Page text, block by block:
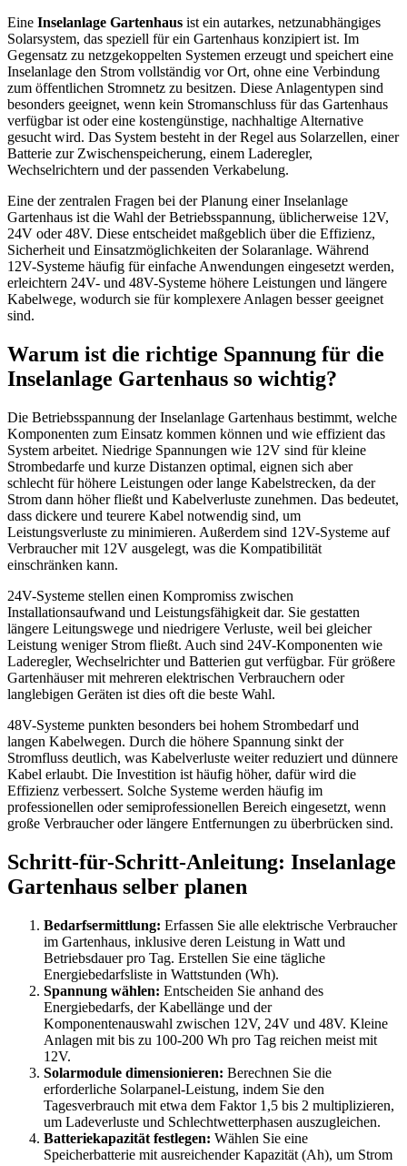
Eine Inselanlage Gartenhaus ist ein autarkes, netzunabhängiges
Solarsystem, das speziell für ein Gartenhaus konzipiert ist. Im
Gegensatz zu netzgekoppelten Systemen erzeugt und speichert eine
Inselanlage den Strom vollständig vor Ort, ohne eine Verbindung
zum öffentlichen Stromnetz zu besitzen. Diese Anlagentypen sind
besonders geeignet, wenn kein Stromanschluss für das Gartenhaus
verfügbar ist oder eine kostengünstige, nachhaltige Alternative
gesucht wird. Das System besteht in der Regel aus Solarzellen, einer
Batterie zur Zwischenspeicherung, einem Laderegler,
Wechselrichtern und der passenden Verkabelung.
Eine der zentralen Fragen bei der Planung einer Inselanlage
Gartenhaus ist die Wahl der Betriebsspannung, üblicherweise 12V,
24V oder 48V. Diese entscheidet maßgeblich über die Effizienz,
Sicherheit und Einsatzmöglichkeiten der Solaranlage. Während
12V-Systeme häufig für einfache Anwendungen eingesetzt werden,
erleichtern 24V- und 48V-Systeme höhere Leistungen und längere
Kabelwege, wodurch sie für komplexere Anlagen besser geeignet
sind.
Warum ist die richtige Spannung für die
Inselanlage Gartenhaus so wichtig?
Die Betriebsspannung der Inselanlage Gartenhaus bestimmt, welche
Komponenten zum Einsatz kommen können und wie effizient das
System arbeitet. Niedrige Spannungen wie 12V sind für kleine
Strombedarfe und kurze Distanzen optimal, eignen sich aber
schlecht für höhere Leistungen oder lange Kabelstrecken, da der
Strom dann höher fließt und Kabelverluste zunehmen. Das bedeutet,
dass dickere und teurere Kabel notwendig sind, um
Leistungsverluste zu minimieren. Außerdem sind 12V-Systeme auf
Verbraucher mit 12V ausgelegt, was die Kompatibilität
einschränken kann.
24V-Systeme stellen einen Kompromiss zwischen
Installationsaufwand und Leistungsfähigkeit dar. Sie gestatten
längere Leitungswege und niedrigere Verluste, weil bei gleicher
Leistung weniger Strom fließt. Auch sind 24V-Komponenten wie
Laderegler, Wechselrichter und Batterien gut verfügbar. Für größere
Gartenhäuser mit mehreren elektrischen Verbrauchern oder
langlebigen Geräten ist dies oft die beste Wahl.
48V-Systeme punkten besonders bei hohem Strombedarf und
langen Kabelwegen. Durch die höhere Spannung sinkt der
Stromfluss deutlich, was Kabelverluste weiter reduziert und dünnere
Kabel erlaubt. Die Investition ist häufig höher, dafür wird die
Effizienz verbessert. Solche Systeme werden häufig im
professionellen oder semiprofessionellen Bereich eingesetzt, wenn
große Verbraucher oder längere Entfernungen zu überbrücken sind.
Schritt-für-Schritt-Anleitung: Inselanlage
Gartenhaus selber planen
Bedarfsermittlung: Erfassen Sie alle elektrische Verbraucher
im Gartenhaus, inklusive deren Leistung in Watt und
Betriebsdauer pro Tag. Erstellen Sie eine tägliche
Energiebedarfsliste in Wattstunden (Wh).
Spannung wählen: Entscheiden Sie anhand des
Energiebedarfs, der Kabellänge und der
Komponentenauswahl zwischen 12V, 24V und 48V. Kleine
Anlagen mit bis zu 100-200 Wh pro Tag reichen meist mit
12V.
Solarmodule dimensionieren: Berechnen Sie die
erforderliche Solarpanel-Leistung, indem Sie den
Tagesverbrauch mit etwa dem Faktor 1,5 bis 2 multiplizieren,
um Ladeverluste und Schlechtwetterphasen auszugleichen.
Batteriekapazität festlegen: Wählen Sie eine
Speicherbatterie mit ausreichender Kapazität (Ah), um Strom